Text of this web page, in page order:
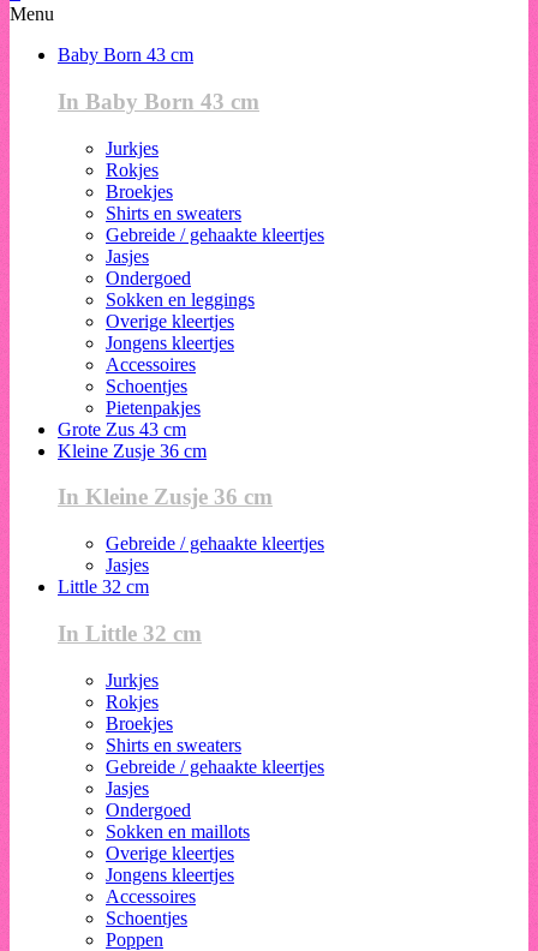
Menu
Baby Born 43 cm
In Baby Born 43 cm
Jurkjes
Rokjes
Broekjes
Shirts en sweaters
Gebreide / gehaakte kleertjes
Jasjes
Ondergoed
Sokken en leggings
Overige kleertjes
Jongens kleertjes
Accessoires
Schoentjes
Pietenpakjes
Grote Zus 43 cm
Kleine Zusje 36 cm
In Kleine Zusje 36 cm
Gebreide / gehaakte kleertjes
Jasjes
Little 32 cm
In Little 32 cm
Jurkjes
Rokjes
Broekjes
Shirts en sweaters
Gebreide / gehaakte kleertjes
Jasjes
Ondergoed
Sokken en maillots
Overige kleertjes
Jongens kleertjes
Accessoires
Schoentjes
Poppen